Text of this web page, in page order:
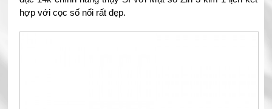
hợp với cọc số nổi rất đẹp.